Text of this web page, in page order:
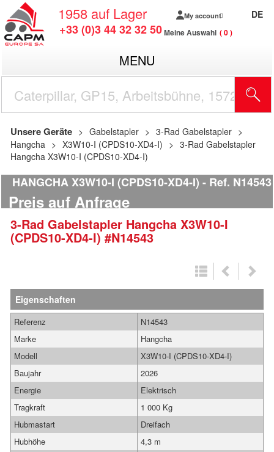
1958 auf Lager
+33 (0)3 44 32 32 50
My account
Meine Auswahl 0
DE
MENU
Unsere Geräte Gabelstapler
3-Rad Gabelstapler
Hangcha
X3W10-I (CPDS10-XD4-I)
3-Rad Gabelstapler
Hangcha X3W10-I (CPDS10-XD4-I)
HANGCHA X3W10-I (CPDS10-XD4-I) Ref. N14543
Preis auf Anfrage
3-Rad Gabelstapler Hangcha X3W10-I
(CPDS10-XD4-I)#N14543
Eigenschaften
Referenz
N14543
Marke
Hangcha
Modell
X3W10-I (CPDS10-XD4-I)
Baujahr
2026
Energie
Elektrisch
Tragkraft
1 000 Kg
Hubmastart
Dreifach
Hubhöhe
4,3 m